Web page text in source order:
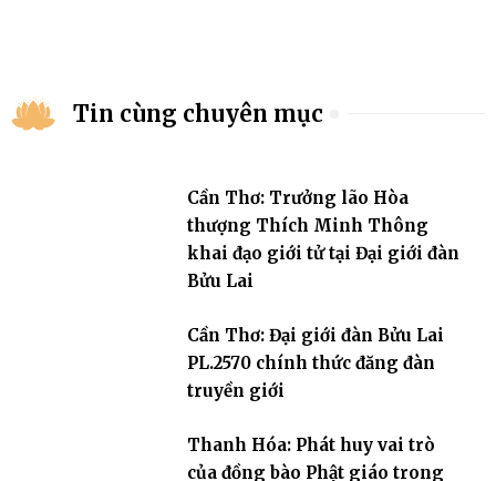
Tin cùng chuyên mục
Cần Thơ: Trưởng lão Hòa
thượng Thích Minh Thông
khai đạo giới tử tại Đại giới đàn
Bửu Lai
Cần Thơ: Đại giới đàn Bửu Lai
PL.2570 chính thức đăng đàn
truyền giới
Thanh Hóa: Phát huy vai trò
của đồng bào Phật giáo trong